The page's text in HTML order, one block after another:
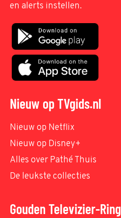
en alerts instellen.
Nieuw op TVgids.nl
Nieuw op Netflix
Nieuw op Disney+
Alles over Pathé Thuis
De leukste collecties
Gouden Televizier-Ring